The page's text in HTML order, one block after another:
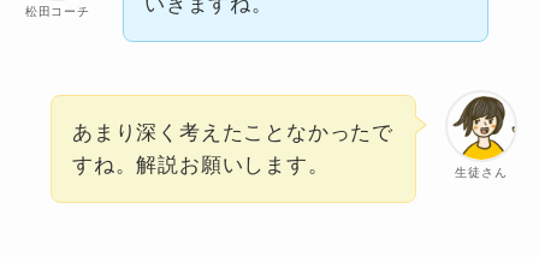
松田コーチ
生徒さん
あまり深く考えたことなかったで
すね。解説お願いします。